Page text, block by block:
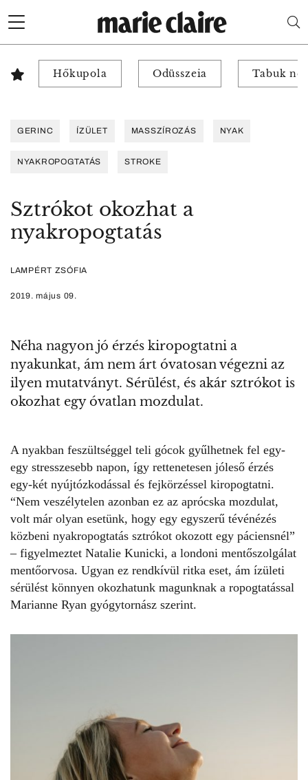
Hőkupola Odüsszeia Tabuk
GERINC ÍZÜLET MASSZÍROZÁS NYAK
NYAKROPOGTATÁS STROKE
Sztrókot okozhat a
nyakropogtatás
LAMPÉRT ZSÓFIA
2019. május 09.
Néha nagyon jó érzés kiropogtatni a
nyakunkat, ám nem árt óvatosan végezni az
ilyen mutatványt. Sérülést, és akár sztrókot is
okozhat egy óvatlan mozdulat.
A nyakban feszültséggel teli gócok gyűlhetnek fel egy-
egy stresszesebb napon, így rettenetesen jóleső érzés
egy-két nyújtózkodással és fejkörzéssel kiropogtatni.
“Nem veszélytelen azonban ez az aprócska mozdulat,
volt már olyan esetünk, hogy egy egyszerű tévénézés
közbeni nyakropogtatás sztrókot okozott egy páciensnél”
– figyelmeztet Natalie Kunicki, a londoni mentőszolgálat
mentőorvosa. Ugyan ez rendkívül ritka eset, ám ízületi
sérülést könnyen okozhatunk magunknak a ropogtatással
Marianne Ryan gyógytornász szerint.